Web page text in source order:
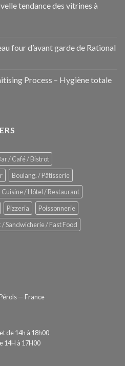
tendance des vitrines à
four d’avant garde de Rational
Process – Hygiène totale
/ Café / Bistrot
Boulang. / Pâtisserie
Cuisine / Hôtel / Restaurant
Pizzeria
Poissonnerie
/ Sandwicherie / Fast Food
— France
de 14h à 18h00
14H à 17H00